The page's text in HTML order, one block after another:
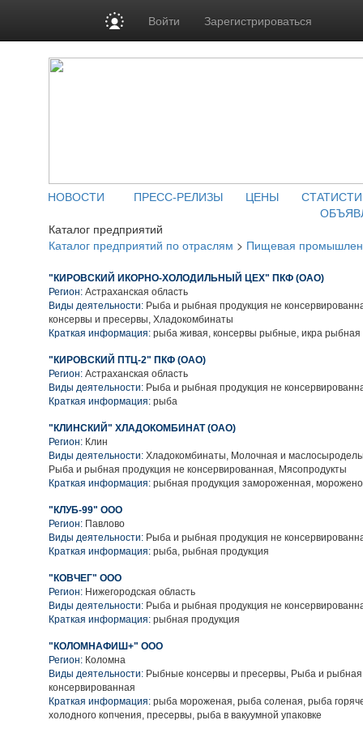
Войти Зарегистрироваться
НОВОСТИ ПРЕСС-РЕЛИЗЫ ЦЕНЫ
Каталог предприятий
Каталог предприятий по отраслям > Пищевая
"КИРОВСКИЙ ИКОРНО-ХОЛОДИЛЬНЫЙ ЦЕХ" ПКФ (ОАО)
Регион: Астраханская область
Виды деятельности: Рыба и рыбная продукция не
консервы и пресервы, Хладокомбинаты
Краткая информация: рыба живая, консервы рыбные, икра рыбная
"КИРОВСКИЙ ПТЦ-2" ПКФ (ОАО)
Регион: Астраханская область
Виды деятельности: Рыба и рыбная продукция не
Краткая информация: рыба
"КЛИНСКИЙ" ХЛАДОКОМБИНАТ (ОАО)
Регион: Клин
Виды деятельности: Хладокомбинаты, Молочная и
Рыба и рыбная продукция не консервированная, Мясопродукты
Краткая информация: рыбная продукция замороженная,
"КЛУБ-99" ООО
Регион: Павлово
Виды деятельности: Рыба и рыбная продукция не
Краткая информация: рыба, рыбная продукция
"КОВЧЕГ" ООО
Регион: Нижегородская область
Виды деятельности: Рыба и рыбная продукция не
Краткая информация: рыбная продукция
"КОЛОМНАФИШ+" ООО
Регион: Коломна
Виды деятельности: Рыбные консервы и пресервы, Рыба и рыбная
консервированная
Краткая информация: рыба мороженая, рыба соленая, рыба
холодного копчения, пресервы, рыба в вакуумной упаковке